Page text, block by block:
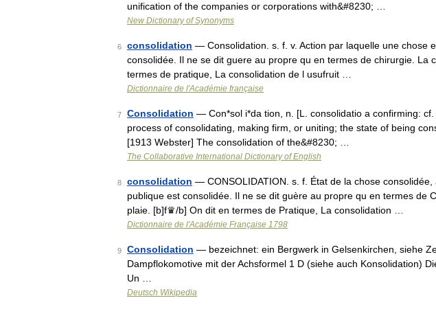
unification of the companies or corporations with&#8230; …
New Dictionary of Synonyms
6 consolidation — Consolidation. s. f. v. Action par laquelle une chose
consolidée. Il ne se dit guere au propre qu en termes de chirurgie. La
termes de pratique, La consolidation de l usufruit …
Dictionnaire de l'Académie française
7 Consolidation — Con*sol i*da tion, n. [L. consolidatio a confirming:
process of consolidating, making firm, or uniting; the state of being
[1913 Webster] The consolidation of the&#8230; …
The Collaborative International Dictionary of English
8 consolidation — CONSOLIDATION. s. f. État de la chose
publique est consolidée. Il ne se dit guère au propre qu en termes de
plaie. [b]f♛/b] On dit en termes de Pratique, La consolidation …
Dictionnaire de l'Académie Française 1798
9 Consolidation — bezeichnet: ein Bergwerk in Gelsenkirchen, siehe
Dampflokomotive mit der Achsformel 1 D (siehe auch Konsolidation)
Un …
Deutsch Wikipedia